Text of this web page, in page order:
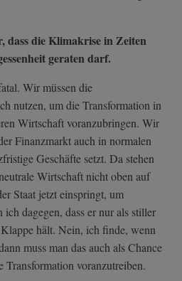
dass die Klimakrise in Zeiten
geraten darf.
Wir müssen die
nutzen, um die Transformation in
Wirtschaft voranzubringen. Wir
Finanzmarkt auch in normalen
Geschäfte setzt. Da stehen
Wirtschaft nicht oben auf
Staat jetzt einspringt, um
dagegen, dass er nur als stiller
hält. Nein, ich finde, wenn
muss man das auch als Chance
voranzutreiben.